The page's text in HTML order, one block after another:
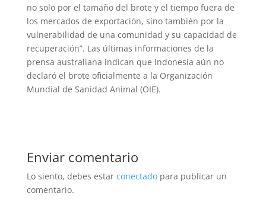
no solo por el tamaño del brote y el tiempo fuera de
los mercados de exportación, sino también por la
vulnerabilidad de una comunidad y su capacidad de
recuperación”. Las últimas informaciones de la
prensa australiana indican que Indonesia aún no
declaró el brote oficialmente a la Organización
Mundial de Sanidad Animal (OIE).
Enviar comentario
Lo siento, debes estar conectadopara publicar un
comentario.